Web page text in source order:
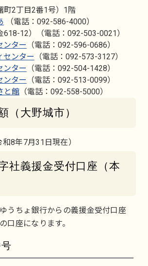
町2丁目2番1号）1階
（電話：092-586-4000）
12）（電話：092-503-0021）
ンター （電話：092-596-0686）
センター （電話：092-573-3127）
ンター （電話：092-504-1428）
ンター （電話：092-513-0099）
と館（電話：092-558-5000）
（大野城市）
8年7月31日現在）
社義援金受付口座（本
うちょ銀行からの義援金受付口座
口座になります。